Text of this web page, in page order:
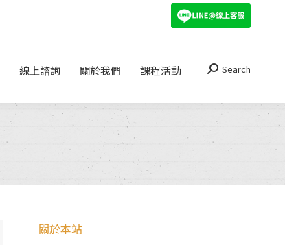
線上諮詢 關於我們 課程活動 Search:
Search
關於本站